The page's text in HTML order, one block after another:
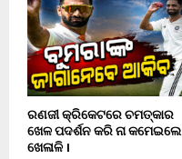
ରଣଜୀ କ୍ରିକେଟରେ ଚମତ୍କାର
ଖେଳ ପଦର୍ଶନ କରି ନା କମେଇଲେ
ଖେଳାଳି ।